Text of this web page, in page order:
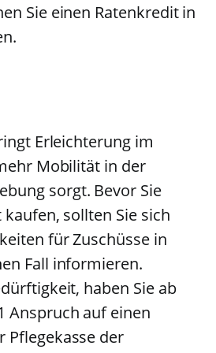
Sie einen Ratenkredit in
Erleichterung im
Mobilität in der
sorgt. Bevor Sie
sollten Sie sich
für Zuschüsse in
Fall informieren.
haben Sie ab
Anspruch auf einen
Pflegekasse der